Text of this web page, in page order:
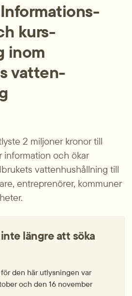
kurs­
inom
vatten­
2 miljoner kronor till
information och ökar
vattenhushållning till
entreprenörer, kommuner
längre att söka
den här utlysningen var
och den 16 november